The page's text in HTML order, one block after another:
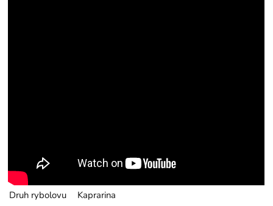
Druh rybolovu
Kaprarina